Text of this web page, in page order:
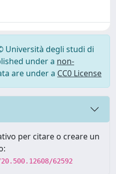
Università degli studi di
under a non-
are under a CC0 License
per citare o creare un
62592